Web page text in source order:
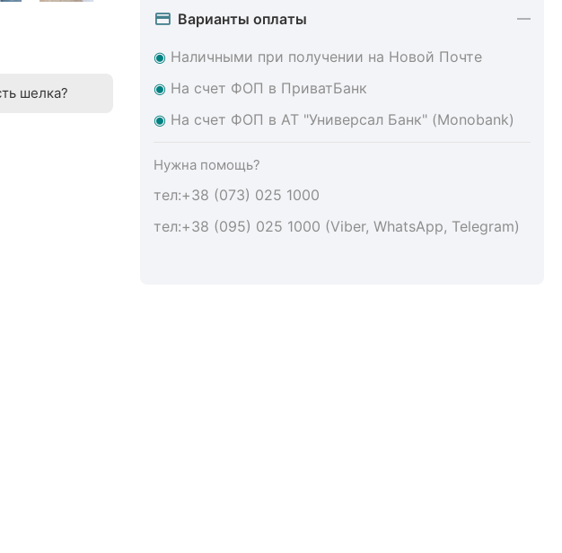
Варианты оплаты
◉ Наличными при получении на Новой Почте
◉ На счет ФОП в ПриватБанк
◉ На счет ФОП в АТ "Универсал Банк" (Monobank)
Нужна помощь?
тел:+38 (073) 025 1000
тел:+38 (095) 025 1000 (Viber, WhatsApp, Telegram)
шелка?